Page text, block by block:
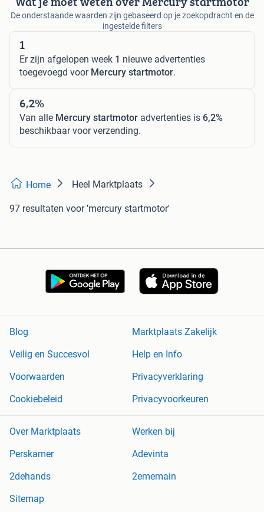
De onderstaande waarden zijn gebaseerd op je zoekopdracht en de
ingestelde filters
1
Er zijn afgelopen week 1 nieuwe advertenties
toegevoegd voor Mercury startmotor.
6,2%
Van alle Mercury startmotor advertenties is 6,2%
beschikbaar voor verzending.
Home Heel Marktplaats
97 resultaten voor 'mercury startmotor'
Blog
Marktplaats Zakelijk
Veilig en Succesvol
Help en Info
Voorwaarden
Privacyverklaring
Cookiebeleid
Privacyvoorkeuren
Over Marktplaats
Werken bij
Perskamer
Adevinta
2dehands
2ememain
Sitemap